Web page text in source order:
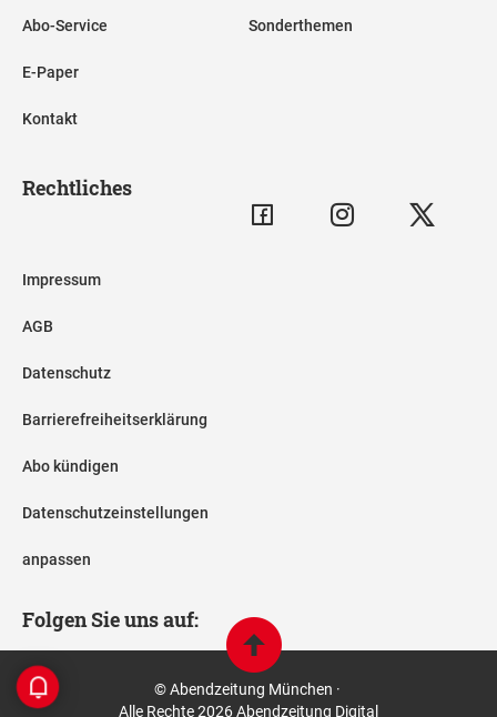
Abo-Service
E-Paper
Kontakt
Sonderthemen
Rechtliches
Impressum
AGB
Datenschutz
Barrierefreiheitserklärung
Abo kündigen
Datenschutzeinstellungen
anpassen
Folgen Sie uns auf:
© Abendzeitung München ·
Alle Rechte 2026 Abendzeitung Digital